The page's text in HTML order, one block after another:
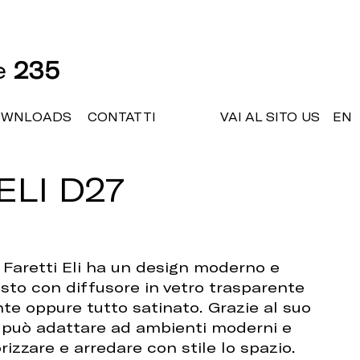
235
CONTATTI VAI AL SITO US EN
D27
Eli ha un design moderno e
con diffusore in vetro trasparente
oppure tutto satinato. Grazie al suo
adattare ad ambienti moderni e
e arredare con stile lo spazio.